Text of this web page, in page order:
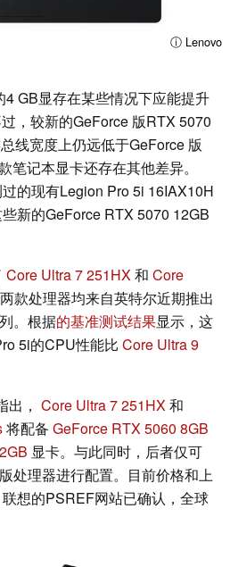
ⓘ Lenovo
4 GB显存在某些情况下应能提升
，较新的GeForce 版RTX 5070
线宽度上仍远低于GeForce 版
笔记本显卡还存在其他差异。
的现有Legion Pro 5i 16IAX10H
新的GeForce RTX 5070 12GB
Core Ultra 7 251HX 和 Core
两款处理器均来自英特尔近期推出
。根据的基准测试结果显示，这
5i的CPU性能比 Core Ultra 9
， Core Ultra 7 251HX 和
将配备 GeForce RTX 5060 8GB
显卡。与此同时，后者仅可
处理器进行配置。目前价格和上
想的PSREF网站已确认，全球